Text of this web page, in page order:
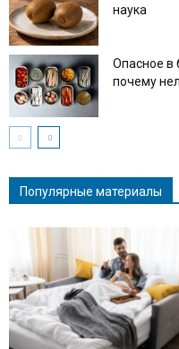
наука
Опасное в
почему
Популярные материалы